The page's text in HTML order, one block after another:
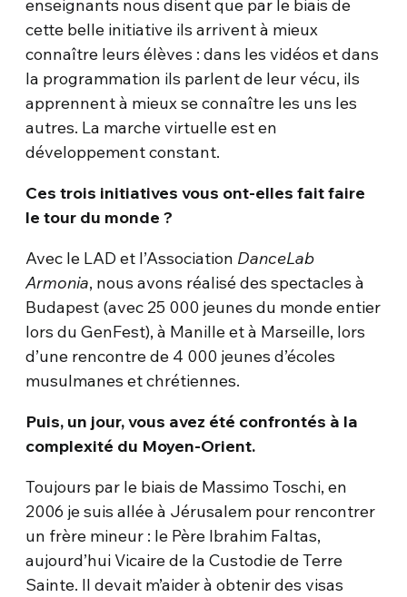
enseignants nous disent que par le biais de
cette belle initiative ils arrivent à mieux
connaître leurs élèves : dans les vidéos et dans
la programmation ils parlent de leur vécu, ils
apprennent à mieux se connaître les uns les
autres. La marche virtuelle est en
développement constant.
Ces trois initiatives vous ont-elles fait faire
le tour du monde ?
Avec le LAD et l’Association DanceLab
Armonia, nous avons réalisé des spectacles à
Budapest (avec 25 000 jeunes du monde entier
lors du GenFest), à Manille et à Marseille, lors
d’une rencontre de 4 000 jeunes d’écoles
musulmanes et chrétiennes.
Puis, un jour, vous avez été confrontés à la
complexité du Moyen-Orient.
Toujours par le biais de Massimo Toschi, en
2006 je suis allée à Jérusalem pour rencontrer
un frère mineur : le Père Ibrahim Faltas,
aujourd’hui Vicaire de la Custodie de Terre
Sainte. Il devait m’aider à obtenir des visas